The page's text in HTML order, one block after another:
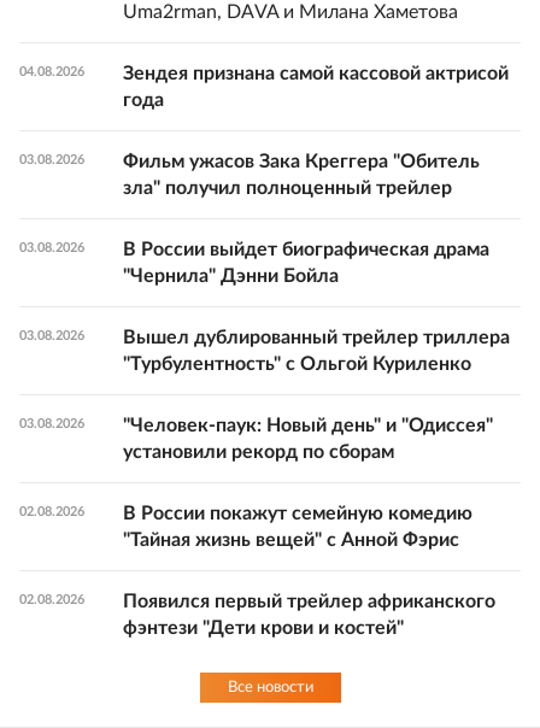
Uma2rman, DAVA и Милана Хаметова
04.08.2026
Зендея признана самой кассовой актрисой
года
03.08.2026
Фильм ужасов Зака Креггера "Обитель
зла" получил полноценный трейлер
03.08.2026
В России выйдет биографическая драма
"Чернила" Дэнни Бойла
03.08.2026
Вышел дублированный трейлер триллера
"Турбулентность" с Ольгой Куриленко
03.08.2026
"Человек-паук: Новый день" и "Одиссея"
установили рекорд по сборам
02.08.2026
В России покажут семейную комедию
"Тайная жизнь вещей" с Анной Фэрис
02.08.2026
Появился первый трейлер африканского
фэнтези "Дети крови и костей"
Все новости